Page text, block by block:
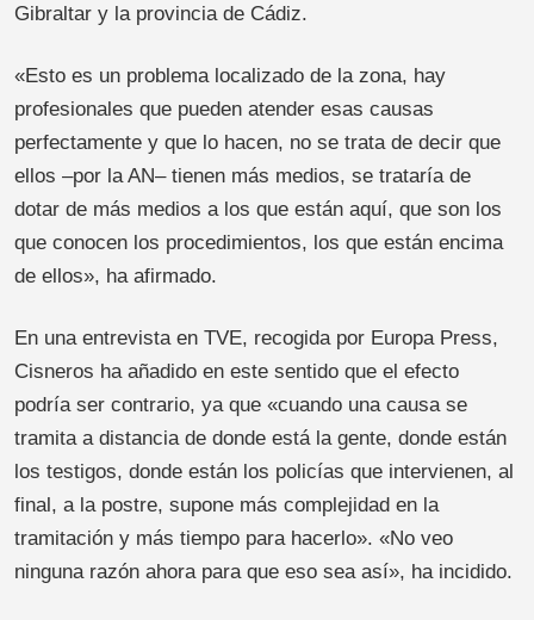
Gibraltar y la provincia de Cádiz.
«Esto es un problema localizado de la zona, hay
profesionales que pueden atender esas causas
perfectamente y que lo hacen, no se trata de decir que
ellos –por la AN– tienen más medios, se trataría de
dotar de más medios a los que están aquí, que son los
que conocen los procedimientos, los que están encima
de ellos», ha afirmado.
En una entrevista en TVE, recogida por Europa Press,
Cisneros ha añadido en este sentido que el efecto
podría ser contrario, ya que «cuando una causa se
tramita a distancia de donde está la gente, donde están
los testigos, donde están los policías que intervienen, al
final, a la postre, supone más complejidad en la
tramitación y más tiempo para hacerlo». «No veo
ninguna razón ahora para que eso sea así», ha incidido.